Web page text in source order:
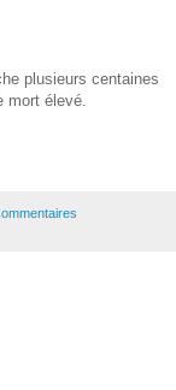
plusieurs centaines
élevé.